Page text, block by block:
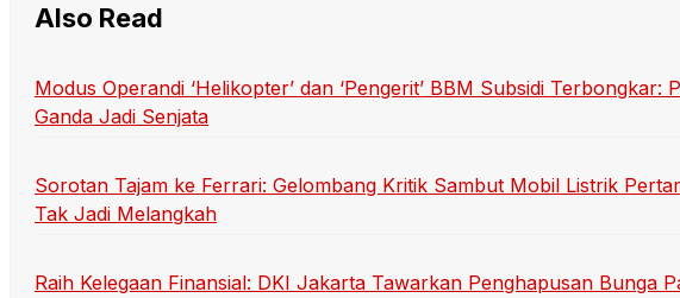
Also Read
Modus Operandi ‘Helikopter’ dan ‘Pengerit’ BBM Subsidi Terbongkar:
Ganda Jadi Senjata
Sorotan Tajam ke Ferrari: Gelombang Kritik Sambut Mobil Listrik
Tak Jadi Melangkah
Raih Kelegaan Finansial: DKI Jakarta Tawarkan Penghapusan Bunga